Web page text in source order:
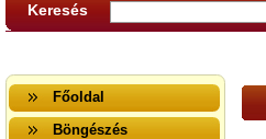
Keresés
Főoldal
Böngészés